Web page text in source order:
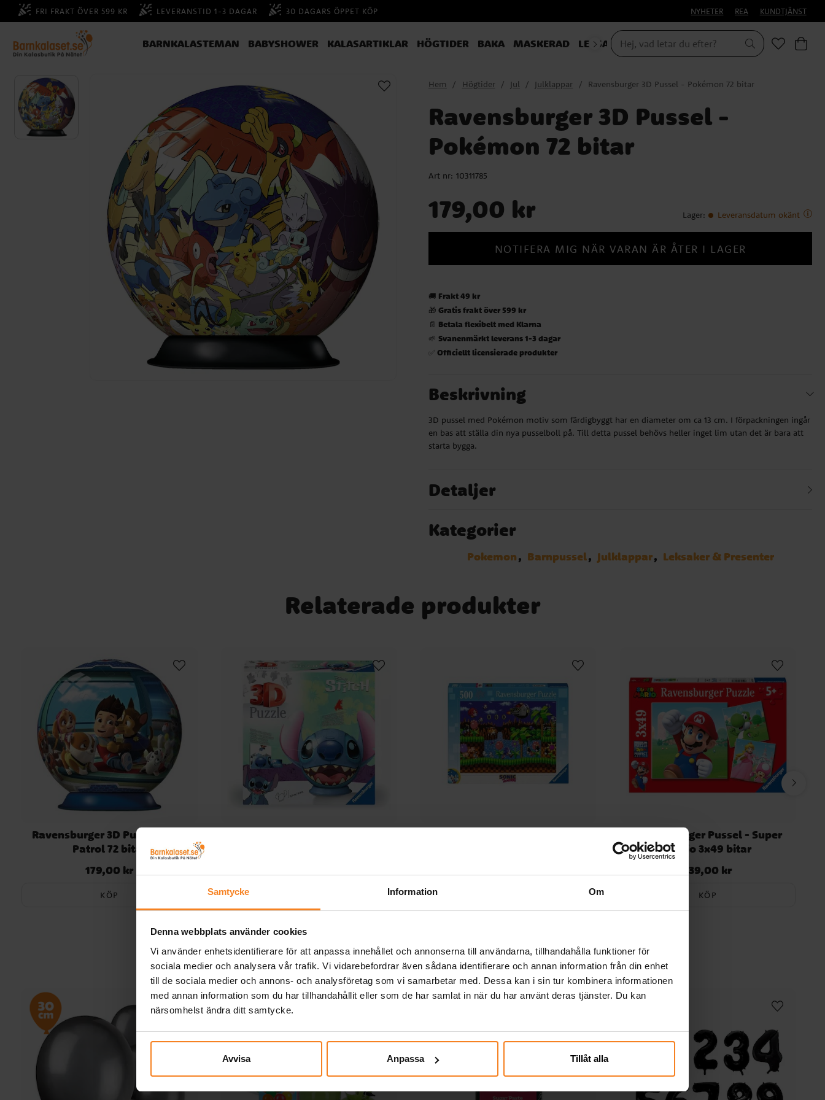
Samtycke Information Om
Denna webbplats använder cookies
Vi använder enhetsidentifierare för att anpassa innehållet och annonserna till användarna, tillhandahålla funktioner för
sociala medier och analysera vår trafik. Vi vidarebefordrar även sådana identifierare och annan information från din enhet
till de sociala medier och annons- och analysföretag som vi samarbetar med. Dessa kan i sin tur kombinera informationen
med annan information som du har tillhandahållit eller som de har samlat in när du har använt deras tjänster. Du kan
närsomhelst ändra ditt samtycke.
Avvisa Anpassa Tillåt alla
FRI FRAKT ÖVER 599 KR LEVERANSTID 1-3 DAGAR 30 DAGARS ÖPPET KÖP NYHETER REA KUNDTJÄNST
BARNKALASTEMAN BABYSHOWER KALASARTIKLAR HÖGTIDER BAKA MASKERAD LEKSAKER & PRESENTER
Hem Högtider Jul Julklappar Ravensburger 3D Pussel - Pokémon 72 bitar
Ravensburger 3D Pussel -
Pokémon 72 bitar
Art nr: 10311785
179,00 kr Lager: Leveransdatum okänt
NOTIFERA MIG NÄR VARAN ÄR ÅTER I LAGER
🚚 Frakt 49 kr
🎁Gratis frakt över 599 kr
📄 Betala flexibelt med Klarna
🌱Svanenmärkt leverans 1-3 dagar
✅Officiellt licensierade produkter
Beskrivning
3D pussel med Pokémon motiv som färdigbyggt har en diameter om ca 13 cm. I förpackningen ingår
en bas att ställa din nya pusselboll på. Till detta pussel behövs heller inget lim utan det är bara att
starta bygga.
Detaljer
Kategorier
Pokemon Barnpussel Julklappar Leksaker & Presenter
Relaterade produkter
Ravensburger 3D Pussel, Paw
Patrol 72 bitar
Pris:179,00 kr
179,00 kr
KÖP
Ravensburger Pussel - Super
Mario 3x49 bitar
Pris:139,00 kr
139,00 kr
KÖP
Andra köpte även